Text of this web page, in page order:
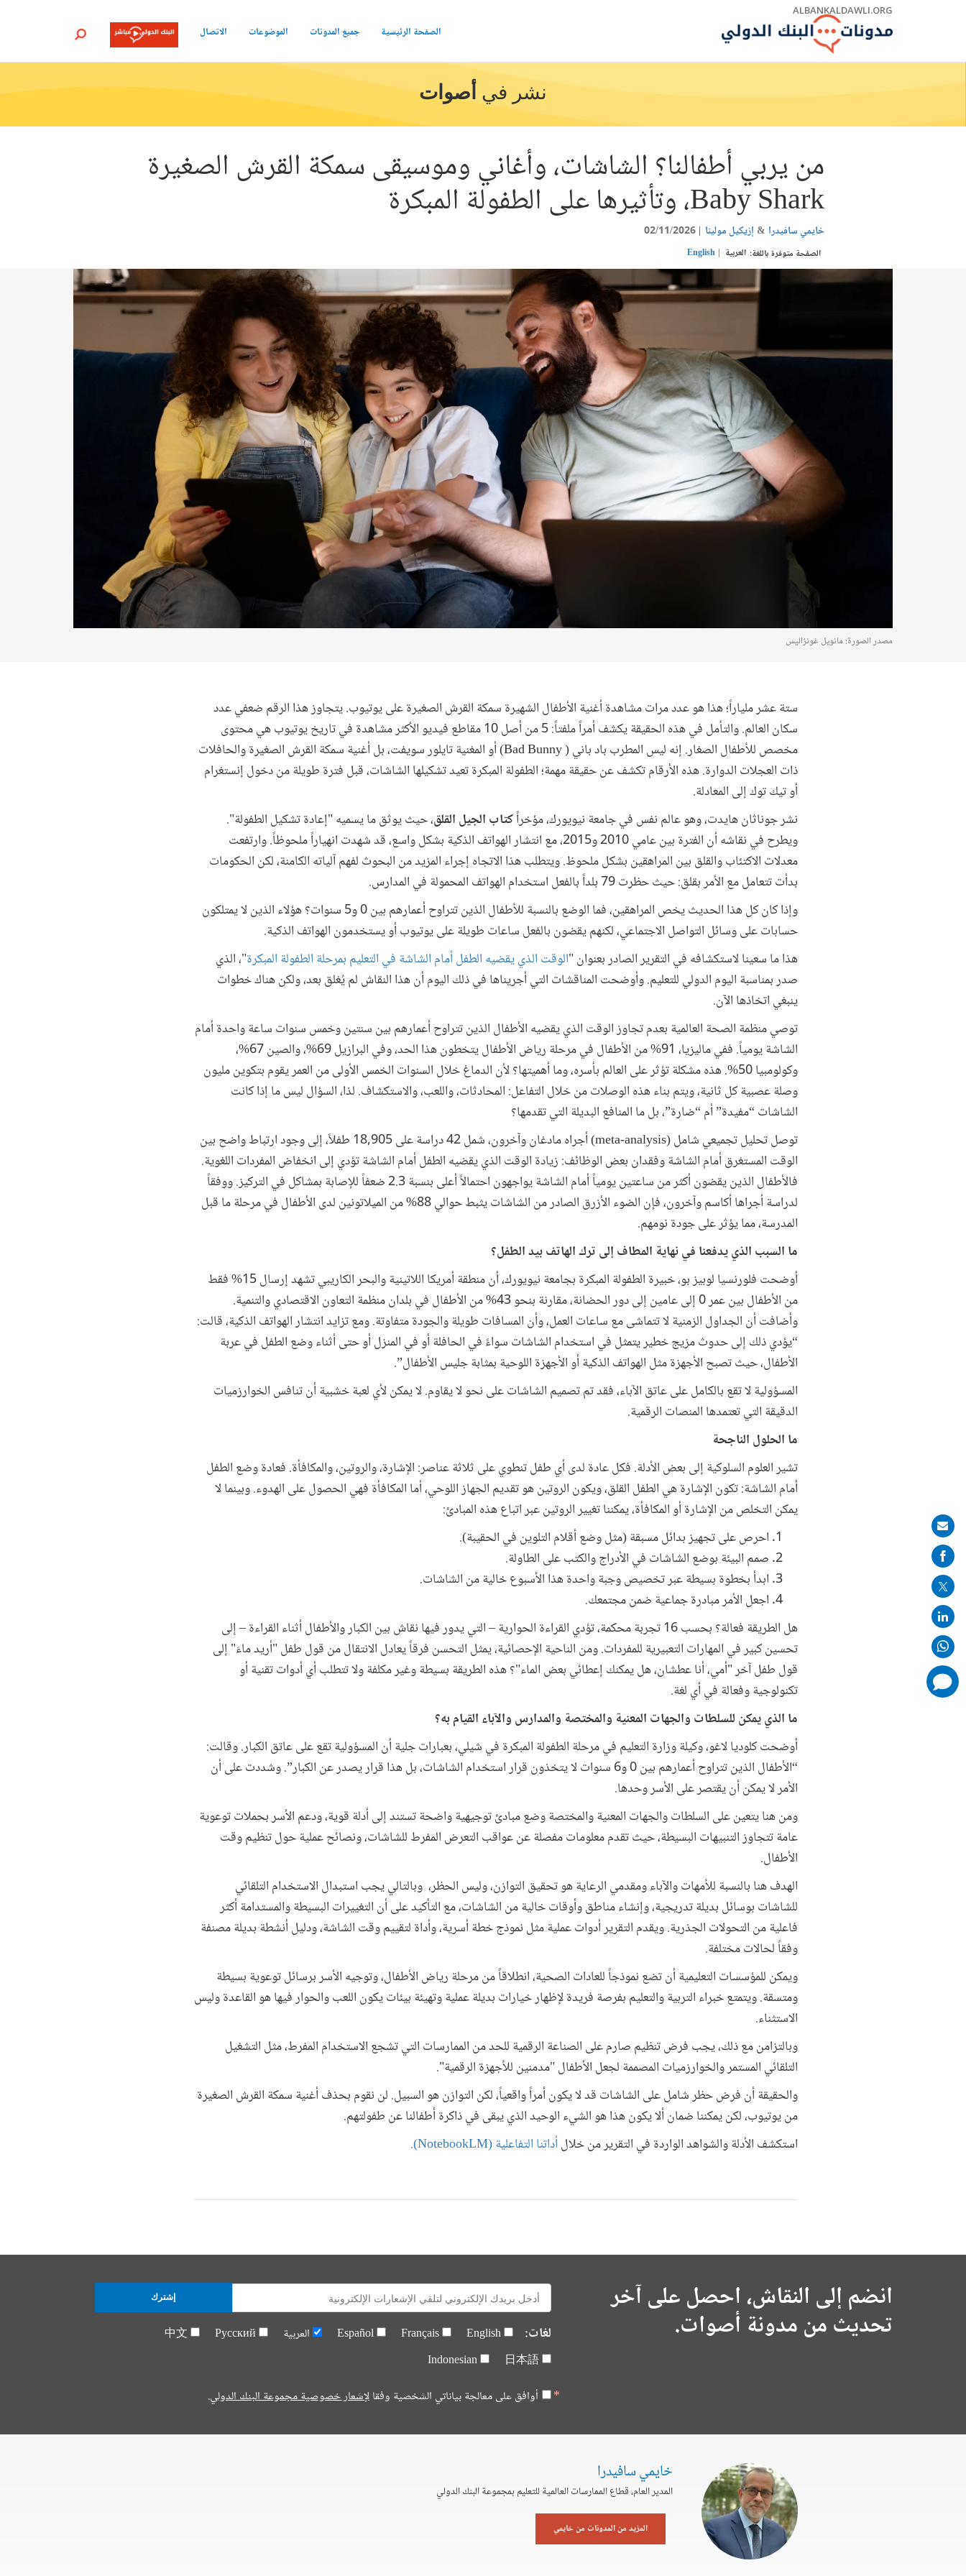
ALBANKALDAWLI.ORG
الصفحة الرئيسية جميع المدونات الموضوعات الاتصال بحث
نشر في أصوات
من يربي أطفالنا؟ الشاشات، وأغاني وموسيقى سمكة القرش الصغيرة
Baby Shark، وتأثيرها على الطفولة المبكرة
خايمي سافيدرا إزيكيل مولينا 02/11/2026
الصفحة متوفرة باللغة: العربية English
مصدر الصورة: مانويل غونزاليس
ستة عشر ملياراً؛ هذا هو عدد مرات مشاهدة أغنية الأطفال الشهيرة سمكة القرش الصغيرة على يوتيوب. يتجاوز هذا الرقم ضعفي عدد
سكان العالم. والتأمل في هذه الحقيقة يكشف أمراً ملفتاً: 5 من أصل 10 مقاطع فيديو الأكثر مشاهدة في تاريخ يوتيوب هي محتوى
مخصص للأطفال الصغار. إنه ليس المطرب باد باني ( Bad Bunny) أو المغنية تايلور سويفت، بل أغنية سمكة القرش الصغيرة والحافلات
ذات العجلات الدوارة. هذه الأرقام تكشف عن حقيقة مهمة؛ الطفولة المبكرة تعيد تشكيلها الشاشات، قبل فترة طويلة من دخول إنستغرام
أو تيك توك إلى المعادلة.
نشر جوناثان هايدت، وهو عالم نفس في جامعة نيويورك، مؤخراًكتاب الجيل القلق، حيث يوثق ما يسميه "إعادة تشكيل الطفولة".
ويطرح في نقاشه أن الفترة بين عامي 2010 و2015، مع انتشار الهواتف الذكية بشكل واسع، قد شهدت انهياراً ملحوظاً. وارتفعت
معدلات الاكتئاب والقلق بين المراهقين بشكل ملحوظ. ويتطلب هذا الاتجاه إجراء المزيد من البحوث لفهم آلياته الكامنة، لكن الحكومات
بدأت تتعامل مع الأمر بقلق: حيث حظرت 79 بلداً بالفعل استخدام الهواتف المحمولة في المدارس.
وإذا كان كل هذا الحديث يخص المراهقين، فما الوضع بالنسبة للأطفال الذين تتراوح أعمارهم بين 0 و5 سنوات؟ هؤلاء الذين لا يمتلكون
حسابات على وسائل التواصل الاجتماعي، لكنهم يقضون بالفعل ساعات طويلة على يوتيوب أو يستخدمون الهواتف الذكية.
هذا ما سعينا لاستكشافه في التقرير الصادر بعنوان "الوقت الذي يقضيه الطفل أمام الشاشة في التعليم بمرحلة الطفولة المبكرة"، الذي
صدر بمناسبة اليوم الدولي للتعليم. وأوضحت المناقشات التي أجريناها في ذلك اليوم أن هذا النقاش لم يُغلق بعد، ولكن هناك خطوات
ينبغي اتخاذها الآن.
توصي منظمة الصحة العالمية بعدم تجاوز الوقت الذي يقضيه الأطفال الذين تتراوح أعمارهم بين سنتين وخمس سنوات ساعة واحدة أمام
الشاشة يومياً. ففي ماليزيا، 91% من الأطفال في مرحلة رياض الأطفال يتخطون هذا الحد، وفي البرازيل 69%، والصين 67%،
وكولومبيا 50%. هذه مشكلة تؤثر على العالم بأسره، وما أهميتها؟ لأن الدماغ خلال السنوات الخمس الأولى من العمر يقوم بتكوين مليون
وصلة عصبية كل ثانية، ويتم بناء هذه الوصلات من خلال التفاعل: المحادثات، واللعب، والاستكشاف. لذا، السؤال ليس ما إذا كانت
الشاشات “مفيدة” أم “ضارة”، بل ما المنافع البديلة التي تقدمها؟
توصل تحليل تجميعي شامل (meta-analysis) أجراه مادغان وآخرون، شمل 42 دراسة على 18,905 طفلاً، إلى وجود ارتباط واضح بين
الوقت المستغرق أمام الشاشة وفقدان بعض الوظائف: زيادة الوقت الذي يقضيه الطفل أمام الشاشة تؤدي إلى انخفاض المفردات اللغوية.
فالأطفال الذين يقضون أكثر من ساعتين يومياً أمام الشاشة يواجهون احتمالاً أعلى بنسبة 2.3 ضعفاً للإصابة بمشاكل في التركيز. ووفقاً
لدراسة أجراها أكاسم وآخرون، فإن الضوء الأزرق الصادر من الشاشات يثبط حوالي 88% من الميلاتونين لدى الأطفال في مرحلة ما قبل
المدرسة، مما يؤثر على جودة نومهم.
ما السبب الذي يدفعنا في نهاية المطاف إلى ترك الهاتف بيد الطفل؟
أوضحت فلورنسيا لوبيز بو، خبيرة الطفولة المبكرة بجامعة نيويورك، أن منطقة أمريكا اللاتينية والبحر الكاريبي تشهد إرسال 15% فقط
من الأطفال بين عمر 0 إلى عامين إلى دور الحضانة، مقارنة بنحو 43% من الأطفال في بلدان منظمة التعاون الاقتصادي والتنمية.
وأضافت أن الجداول الزمنية لا تتماشى مع ساعات العمل، وأن المسافات طويلة والجودة متفاوتة. ومع تزايد انتشار الهواتف الذكية، قالت:
“يؤدي ذلك إلى حدوث مزيج خطير يتمثل في استخدام الشاشات سواءً في الحافلة أو في المنزل أو حتى أثناء وضع الطفل في عربة
الأطفال، حيث تصبح الأجهزة مثل الهواتف الذكية أو الأجهزة اللوحية بمثابة جليس الأطفال”.
المسؤولية لا تقع بالكامل على عاتق الآباء، فقد تم تصميم الشاشات على نحو لا يقاوم. لا يمكن لأي لعبة خشبية أن تنافس الخوارزميات
الدقيقة التي تعتمدها المنصات الرقمية.
ما الحلول الناجحة
تشير العلوم السلوكية إلى بعض الأدلة. فكل عادة لدى أي طفل تنطوي على ثلاثة عناصر: الإشارة، والروتين، والمكافأة. فعادة وضع الطفل
أمام الشاشة: تكون الإشارة هي الطفل القلق، ويكون الروتين هو تقديم الجهاز اللوحي، أما المكافأة فهي الحصول على الهدوء. وبينما لا
يمكن التخلص من الإشارة أو المكافأة، يمكننا تغيير الروتين عبر اتباع هذه المبادئ:
احرص على تجهيز بدائل مسبقة (مثل وضع أقلام التلوين في الحقيبة).
صمم البيئة بوضع الشاشات في الأدراج والكتب على الطاولة.
ابدأ بخطوة بسيطة عبر تخصيص وجبة واحدة هذا الأسبوع خالية من الشاشات.
اجعل الأمر مبادرة جماعية ضمن مجتمعك.
هل الطريقة فعالة؟ بحسب 16 تجربة محكمة، تؤدي القراءة الحوارية – التي يدور فيها نقاش بين الكبار والأطفال أثناء القراءة – إلى
تحسين كبير في المهارات التعبيرية للمفردات. ومن الناحية الإحصائية، يمثل التحسن فرقاً يعادل الانتقال من قول طفل "أريد ماءَ" إلى
قول طفل آخر "أمي، أنا عطشان، هل يمكنك إعطائي بعض الماء"؟ هذه الطريقة بسيطة وغير مكلفة ولا تتطلب أي أدوات تقنية أو
تكنولوجية وفعالة في أي لغة.
ما الذي يمكن للسلطات والجهات المعنية والمختصة والمدارس والآباء القيام به؟
أوضحت كلوديا لاغو، وكيلة وزارة التعليم في مرحلة الطفولة المبكرة في شيلي، بعبارات جلية أن المسؤولية تقع على عاتق الكبار. وقالت:
“الأطفال الذين تتراوح أعمارهم بين 0 و6 سنوات لا يتخذون قرار استخدام الشاشات، بل هذا قرار يصدر عن الكبار”. وشددت على أن
الأمر لا يمكن أن يقتصر على الأسر وحدها.
ومن هنا يتعين على السلطات والجهات المعنية والمختصة وضع مبادئ توجيهية واضحة تستند إلى أدلة قوية، ودعم الأسر بحملات توعوية
عامة تتجاوز التنبيهات البسيطة، حيث تقدم معلومات مفصلة عن عواقب التعرض المفرط للشاشات، ونصائح عملية حول تنظيم وقت
الأطفال.
الهدف هنا بالنسبة للأمهات والآباء ومقدمي الرعاية هو تحقيق التوازن، وليس الحظر، وبالتالي يجب استبدال الاستخدام التلقائي
للشاشات بوسائل بديلة تدريجية، وإنشاء مناطق وأوقات خالية من الشاشات، مع التأكيد على أن التغييرات البسيطة والمستدامة أكثر
فاعلية من التحولات الجذرية. ويقدم التقرير أدوات عملية مثل نموذج خطة أسرية، وأداة لتقييم وقت الشاشة، ودليل أنشطة بديلة مصنفة
وفقاً لحالات مختلفة.
ويمكن للمؤسسات التعليمية أن تضع نموذجاً للعادات الصحية، انطلاقاً من مرحلة رياض الأطفال، وتوجيه الأسر برسائل توعوية بسيطة
ومتسقة. ويتمتع خبراء التربية والتعليم بفرصة فريدة لإظهار خيارات بديلة عملية وتهيئة بيئات يكون اللعب والحوار فيها هو القاعدة وليس
الاستثناء.
وبالتزامن مع ذلك، يجب فرض تنظيم صارم على الصناعة الرقمية للحد من الممارسات التي تشجع الاستخدام المفرط، مثل التشغيل
التلقائي المستمر والخوارزميات المصممة لجعل الأطفال "مدمنين للأجهزة الرقمية".
والحقيقة أن فرض حظر شامل على الشاشات قد لا يكون أمراً واقعياً، لكن التوازن هو السبيل. لن نقوم بحذف أغنية سمكة القرش الصغيرة
من يوتيوب، لكن يمكننا ضمان ألا يكون هذا هو الشيء الوحيد الذي يبقى في ذاكرة أطفالنا عن طفولتهم.
استكشف الأدلة والشواهد الواردة في التقرير من خلال أداتنا التفاعلية (NotebookLM).
انضم إلى النقاش، احصل على آخر
تحديث من مدونة أصوات.
E-
mail:
لغات: English
Français
Español العربية Русский
中文
日本語
Indonesian
أوافق على معالجة بياناتي الشخصية وفقالإشعار خصوصية مجموعة البنك الدولي.
إشترك
خايمي سافيدرا
المدير العام، قطاع الممارسات العالمية للتعليم بمجموعة البنك الدولي
المزيد من المدونات من خايمي
Share
on
mail
comments
added